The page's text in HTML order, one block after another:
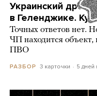
Украинский дрон
в Геленджике.
Точных ответов нет.
ЧП находится
ПВО
РАЗБОР 3 карточки 5 дней